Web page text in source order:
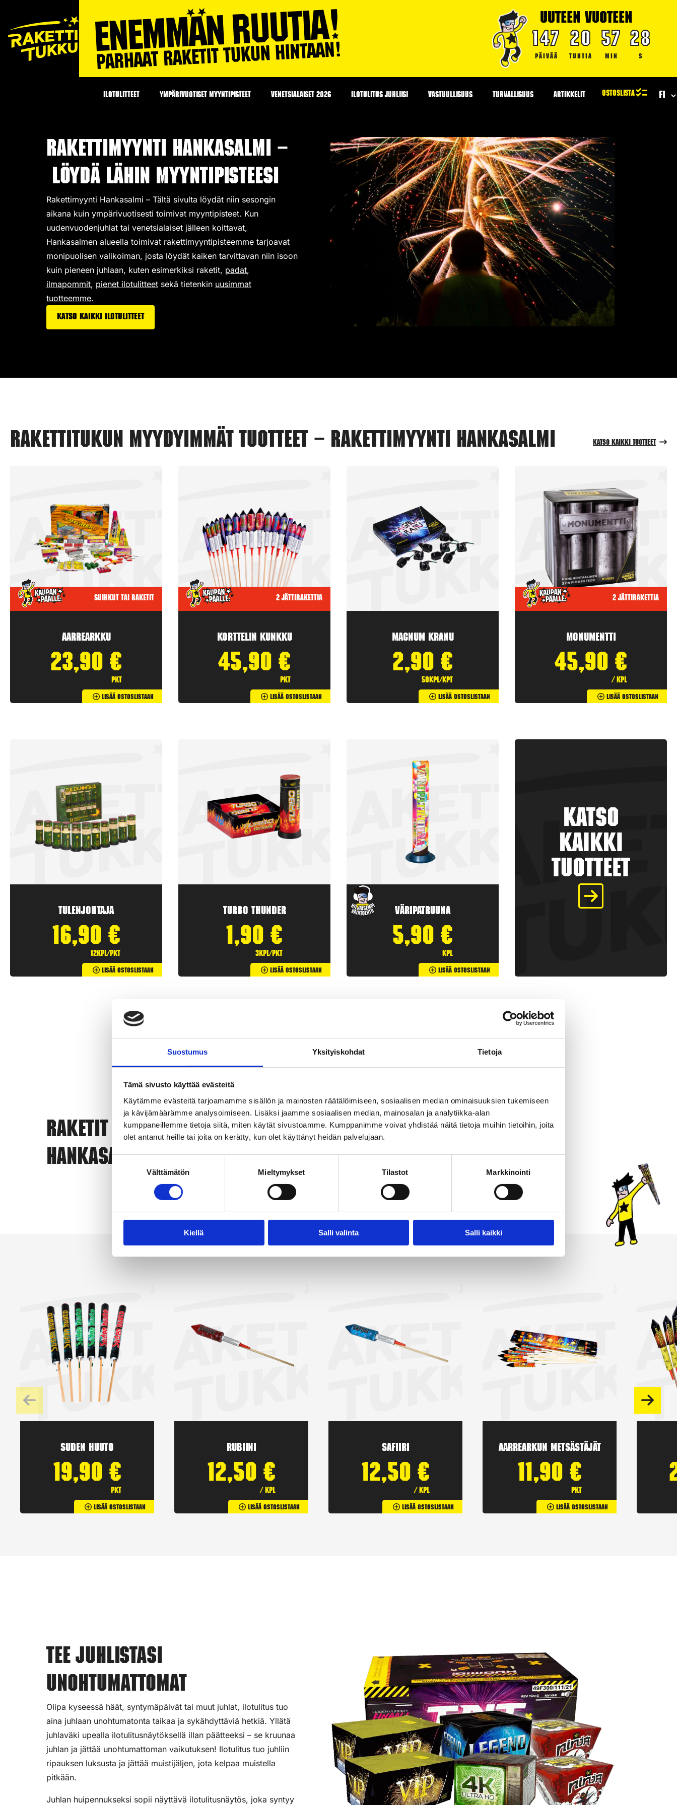
Suostumus Yksityiskohdat Tietoja
Tämä sivusto käyttää evästeitä
Käytämme evästeitä tarjoamamme sisällön ja mainosten räätälöimiseen, sosiaalisen median ominaisuuksien tukemiseen
ja kävijämäärämme analysoimiseen. Lisäksi jaamme sosiaalisen median, mainosalan ja analytiikka-alan
kumppaneillemme tietoja siitä, miten käytät sivustoamme. Kumppanimme voivat yhdistää näitä tietoja muihin tietoihin, joita
olet antanut heille tai joita on kerätty, kun olet käyttänyt heidän palvelujaan.
Välttämätön Mieltymykset Tilastot Markkinointi
Kiellä Salli valinta Salli kaikki
UUTEEN VUOTEEN
147
PÄIVÄÄ
20
TUNTIA
57
MIN
27
S
ILOTULITTEET YMPÄRIVUOTISET MYYNTIPISTEET VENETSIALAISET 2026 ILOTULITUS JUHLIISI VASTUULLISUUS TURVALLISUUS ARTIKKELIT
Rakettimyynti Hankasalmi –
Löydä lähin myyntipisteesi
Rakettimyynti Hankasalmi – Tältä sivulta löydät niin sesongin
aikana kuin ympärivuotisesti toimivat myyntipisteet. Kun
uudenvuodenjuhlat tai venetsialaiset jälleen koittavat,
Hankasalmen alueella toimivat rakettimyyntipisteemme tarjoavat
monipuolisen valikoiman, josta löydät kaiken tarvittavan niin isoon
kuin pieneen juhlaan, kuten esimerkiksi raketit, padat,
ilmapommit, pienet ilotulitteet sekä tietenkin uusimmat
tuotteemme.
Katso kaikki ilotulitteet
Rakettitukun myydyimmät tuotteet – Rakettimyynti Hankasalmi Katso kaikki tuotteet
Suihkut tai raketit
Aarrearkku
23,90 €
pkt
Lisää Ostoslistaan
2 jättirakettia
Korttelin kunkku
45,90 €
pkt
Lisää Ostoslistaan
Magnum Kranu
2,90 €
50kpl/kpt
Lisää Ostoslistaan
2 jättirakettia
Monumentti
45,90 €
/ kpl
Lisää Ostoslistaan
Tulenjohtaja
16,90 €
12kpl/pkt
Lisää Ostoslistaan
Turbo Thunder
1,90 €
3kpl/pkt
Lisää Ostoslistaan
Väripatruuna
5,90 €
kpl
Lisää Ostoslistaan
Katso
kaikki
tuotteet
Raketit
Hankasalmi
Raketitovat klassisiailotulitteita. Rakettipaketit tarjoavat useita raketteja, joissa on
erilaisia efektejä, luoden taivaalle upean värien ja muotojen kirjon. Jokainen raketti
erottuu väriltään, kooltaan ja muodollaan, ja olemme valinneet paketteihin kaikkein
vaikuttavimmat vaihtoehdot. Rakettipakettien lisäksi valikoimassamme on myös
Kun etsit raketteja Hankasalmen alueelta on Rakettitukku sinun valintasi!
Suden huuto
19,90 €
pkt
Lisää Ostoslistaan
Rubiini
12,50 €
/ kpl
Lisää Ostoslistaan
Safiiri
12,50 €
/ kpl
Lisää Ostoslistaan
Aarrearkun Metsästäjät
11,90 €
pkt
Lisää Ostoslistaan
Tee juhlistasi
unohtumattomat
Olipa kyseessä häät, syntymäpäivät tai muut juhlat, ilotulitus tuo
aina juhlaan unohtumatonta taikaa ja sykähdyttäviä hetkiä. Yllätä
juhlaväki upealla ilotulitusnäytöksellä illan päätteeksi – se kruunaa
juhlan ja jättää unohtumattoman vaikutuksen! Ilotulitus tuo juhliin
ripauksen luksusta ja jättää muistijäljen, jota kelpaa muistella
pitkään.
Juhlan huipennukseksi sopii näyttävä ilotulitusnäytös, joka syntyy